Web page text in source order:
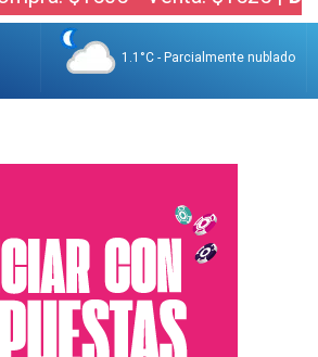
1.1°C - Parcialmente nublado